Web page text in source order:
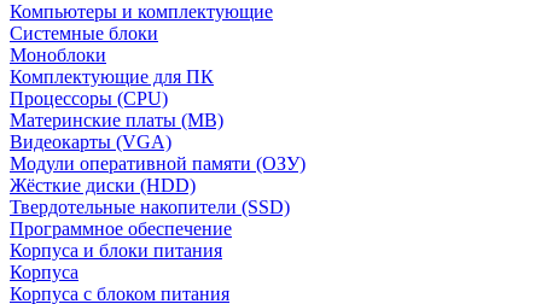
Компьютеры и комплектующие
Системные блоки
Моноблоки
Комплектующие для ПК
Процессоры (CPU)
Материнские платы (MB)
Видеокарты (VGA)
Модули оперативной памяти (ОЗУ)
Жёсткие диски (HDD)
Твердотельные накопители (SSD)
Программное обеспечение
Корпуса и блоки питания
Корпуса
Корпуса с блоком питания